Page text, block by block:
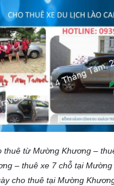
thuê từ Mường Khương –
– thuê xe 7 chỗ tại
cho thuê tại Mường